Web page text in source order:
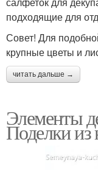
подходящие для
Совет! Для
крупные цветы и
читать дальше →
Элементы
Поделки из